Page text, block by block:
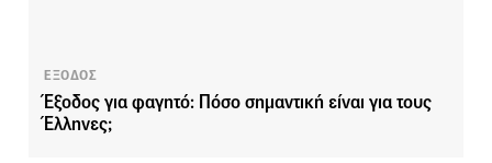
ΕΞΟΔΟΣ
Έξοδος για φαγητό: Πόσο σημαντική είναι για τους
Έλληνες;